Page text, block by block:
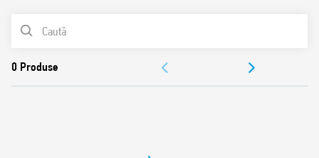
62109-1, EN 62109-2)
Bobine de curent continuu, cu putere de reținere de 700
Izolație întărită între bobină și contacte
Potrivit pentru utilizare la temperaturi ambientale de
LISTA DE PRODUSE
APROBĂRI